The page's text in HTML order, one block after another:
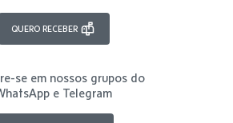
QUERO RECEBER
se em nossos grupos do
e Telegram